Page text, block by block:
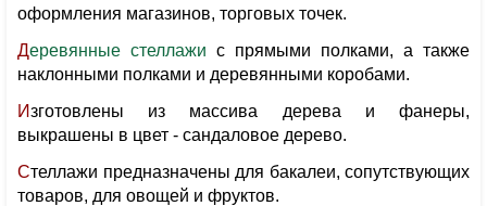
оформления магазинов, торговых точек.
Деревянные стеллажи с прямыми полками, а также
наклонными полками и деревянными коробами.
Изготовлены из массива дерева и фанеры,
выкрашены в цвет - сандаловое дерево.
Стеллажи предназначены для бакалеи, сопутствующих
товаров, для овощей и фруктов.